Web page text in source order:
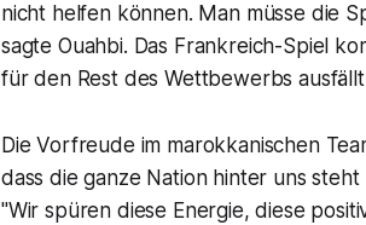
nicht helfen können. Man müsse die
sagte Ouahbi. Das Frankreich-Spiel
für den Rest des Wettbewerbs
Die Vorfreude im marokkanischen
dass die ganze Nation hinter uns
"Wir spüren diese Energie, diese